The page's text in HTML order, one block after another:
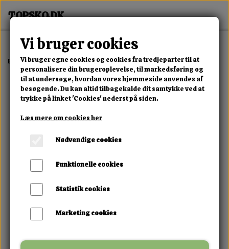
Forside Dame Alle Damesko Urban Zip Sneaker
Vi bruger cookies
Vi bruger egne cookies og cookies fra tredjeparter til at
personalisere din brugeroplevelse, til markedsføring og
til at undersøge, hvordan vores hjemmeside anvendes af
besøgende. Du kan altid tilbagekalde dit samtykke ved at
trykke på linket 'Cookies' nederst på siden.
Læs mere om cookies her
Nødvendige cookies
Funktionelle cookies
Statistik cookies
Marketing cookies